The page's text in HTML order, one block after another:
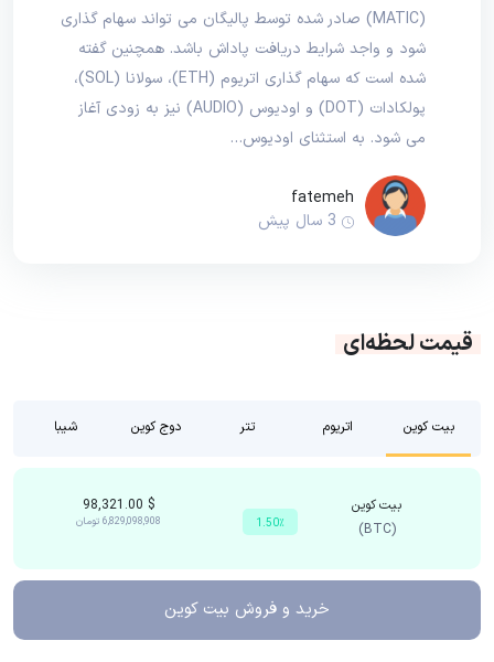
(MATIC) صادر شده توسط پالیگان می تواند سهام گذاری
شود و واجد شرایط دریافت پاداش باشد. همچنین گفته
شده است که سهام گذاری اتریوم (ETH)، سولانا (SOL)،
پولکادات (DOT) و اودیوس (AUDIO) نیز به زودی آغاز
می شود. به استثنای اودیوس…
fatemeh
3 سال پیش
قیمت لحظه‌ای
بیت کوین اتریوم تتر دوج کوین شیبا
بیت کوین
(BTC)
1.50٪
$
6,829,098,908 تومان
خرید و فروش بیت کوین